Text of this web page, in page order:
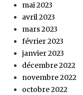
mai 2023
avril 2023
mars 2023
février 2023
janvier 2023
décembre 2022
novembre 2022
octobre 2022